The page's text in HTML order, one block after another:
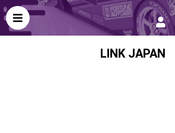
LINK JAPAN